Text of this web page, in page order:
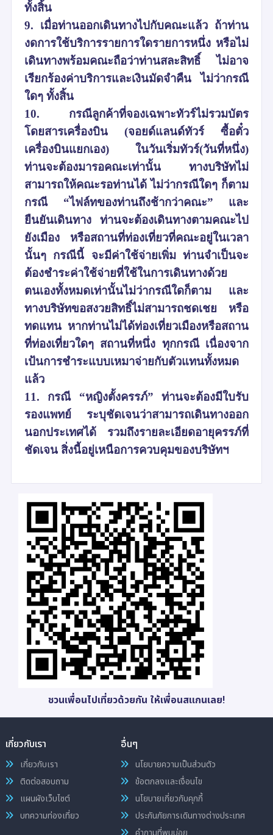
ทั้งสิ้น
9. เมื่อท่านออกเดินทางไปกับคณะแล้ว ถ้าท่าน
งดการใช้บริการรายการใดรายการหนึ่ง หรือไม่
เดินทางพร้อมคณะถือว่าท่านสละสิทธิ์ ไม่อาจ
เรียกร้องค่าบริการและเงินมัดจำคืน ไม่ว่ากรณี
ใดๆ ทั้งสิ้น
10. กรณีลูกค้าที่จองเฉพาะทัวร์ไม่รวมบัตร
โดยสารเครื่องบิน (จอยด์แลนด์ทัวร์ ซื้อตั๋ว
เครื่องบินแยกเอง) ในวันเริ่มทัวร์(วันที่หนึ่ง)
ท่านจะต้องมารอคณะเท่านั้น ทางบริษัทไม่
สามารถให้คณะรอท่านได้ ไม่ว่ากรณีใดๆ ก็ตาม
กรณี “ไฟล์ทของท่านถึงช้ากว่าคณะ” และ
ยืนยันเดินทาง ท่านจะต้องเดินทางตามคณะไป
ยังเมือง หรือสถานที่ท่องเที่ยวที่คณะอยู่ในเวลา
นั้นๆ กรณีนี้ จะมีค่าใช้จ่ายเพิ่ม ท่านจำเป็นจะ
ต้องชำระค่าใช้จ่ายที่ใช้ในการเดินทางด้วย
ตนเองทั้งหมดเท่านั้นไม่ว่ากรณีใดก็ตาม และ
ทางบริษัทขอสงวยสิทธิ์ไม่สามารถชดเชย หรือ
ทดแทน หากท่านไม่ได้ท่องเที่ยวเมืองหรือสถาน
ที่ท่องเที่ยวใดๆ สถานที่หนึ่ง ทุกกรณี เนื่องจาก
เป้นการชำระแบบเหมาจ่ายกับตัวแทนทั้งหมด
แล้ว
11. กรณี “หญิงตั้งครรภ์” ท่านจะต้องมีใบรับ
รองแพทย์ ระบุชัดเจนว่าสามารถเดินทางออก
นอกประเทศได้ รวมถึงรายละเอียดอายุครรภ์ที่
ชัดเจน สิ่งนี้อยู่เหนือการควบคุมของบริษัทฯ
ชวนเพื่อนไปเที่ยวด้วยกัน ให้เพื่อนสแกนเลย!
เกี่ยวกับเรา
เกี่ยวกับเรา
ติดต่อสอบถาม
แผนผังเว็บไซต์
บทความท่องเที่ยว
อื่นๆ
นโยบายความเป็นส่วนตัว
ข้อตกลงและเงื่อนไข
นโยบายเกี่ยวกับคุกกี้
ประกันภัยการเดินทางต่างประเทศ
คำถามที่พบบ่อย